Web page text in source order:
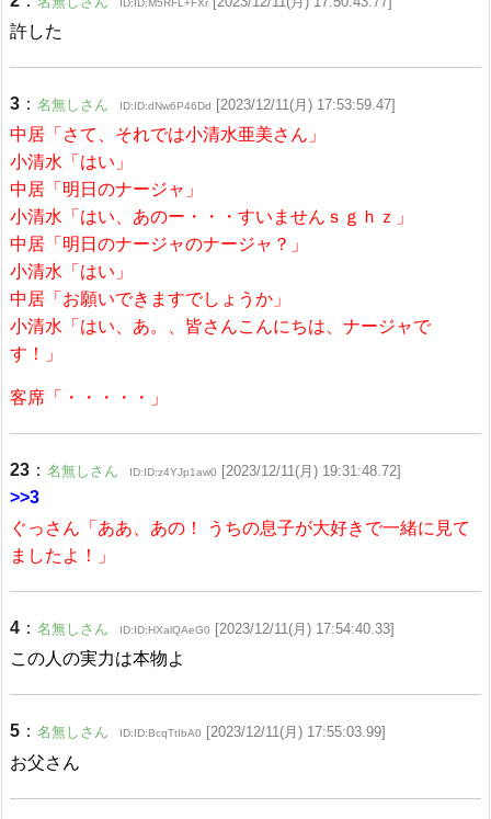
許した
3 ： 名無しさん ID:ID:dNw6P46Dd [2023/12/11(月) 17:53:59.47]
中居「さて、それでは小清水亜美さん」
小清水「はい」
中居「明日のナージャ」
小清水「はい、あのー・・・すいませんｓｇｈｚ」
中居「明日のナージャのナージャ？」
小清水「はい」
中居「お願いできますでしょうか」
小清水「はい、あ。、皆さんこんにちは、ナージャで
す！」
客席「・・・・・」
23 ： 名無しさん ID:ID:z4YJp1aw0 [2023/12/11(月) 19:31:48.72]
>>3
ぐっさん「ああ、あの！ うちの息子が大好きで一緒に見て
ましたよ！」
4 ： 名無しさん ID:ID:HXalQAeG0 [2023/12/11(月) 17:54:40.33]
この人の実力は本物よ
5 ： 名無しさん ID:ID:BcqTtIbA0 [2023/12/11(月) 17:55:03.99]
お父さん